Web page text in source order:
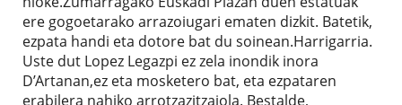
ere gogoetarako arrazoiugari ematen dizkit. Batetik,
ezpata handi eta dotore bat du soinean.Harrigarria.
Uste dut Lopez Legazpi ez zela inondik inora
D’Artanan,ez eta mosketero bat, eta ezpataren
erabilera nahiko arrotzazitzaiola. Bestalde,